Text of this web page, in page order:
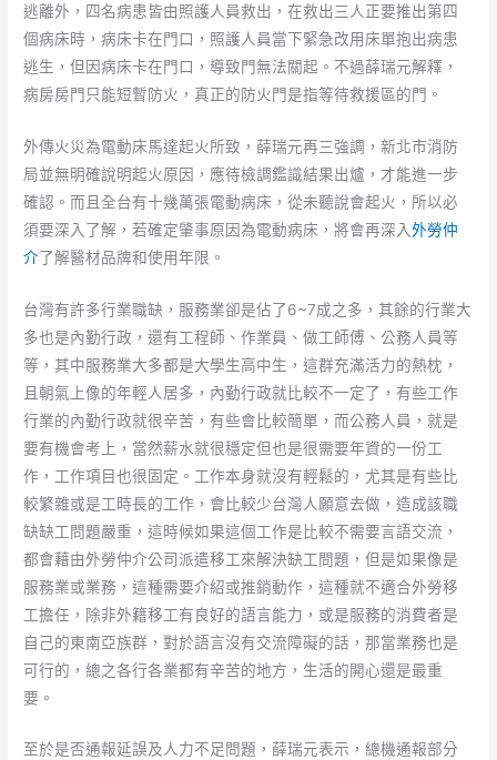
逃離外，四名病患皆由照護人員救出，在救出三人正要推出第四
個病床時，病床卡在門口，照護人員當下緊急改用床單抱出病患
逃生，但因病床卡在門口，導致門無法關起。不過薛瑞元解釋，
病房房門只能短暫防火，真正的防火門是指等待救援區的門。
外傳火災為電動床馬達起火所致，薛瑞元再三強調，新北市消防
局並無明確說明起火原因，應待檢調鑑識結果出爐，才能進一步
確認。而且全台有十幾萬張電動病床，從未聽說會起火，所以必
須要深入了解，若確定肇事原因為電動病床，將會再深入外勞仲
介了解醫材品牌和使用年限。
台灣有許多行業職缺，服務業卻是佔了6~7成之多，其餘的行業大
多也是內勤行政，還有工程師、作業員、做工師傅、公務人員等
等，其中服務業大多都是大學生高中生，這群充滿活力的熱枕，
且朝氣上像的年輕人居多，內勤行政就比較不一定了，有些工作
行業的內勤行政就很辛苦，有些會比較簡單，而公務人員，就是
要有機會考上，當然薪水就很穩定但也是很需要年資的一份工
作，工作項目也很固定。工作本身就沒有輕鬆的，尤其是有些比
較繁雜或是工時長的工作，會比較少台灣人願意去做，造成該職
缺缺工問題嚴重，這時候如果這個工作是比較不需要言語交流，
都會藉由外勞仲介公司派遣移工來解決缺工問題，但是如果像是
服務業或業務，這種需要介紹或推銷動作，這種就不適合外勞移
工擔任，除非外籍移工有良好的語言能力，或是服務的消費者是
自己的東南亞族群，對於語言沒有交流障礙的話，那當業務也是
可行的，總之各行各業都有辛苦的地方，生活的開心還是最重
要。
至於是否通報延誤及人力不足問題，薛瑞元表示，總機通報部分